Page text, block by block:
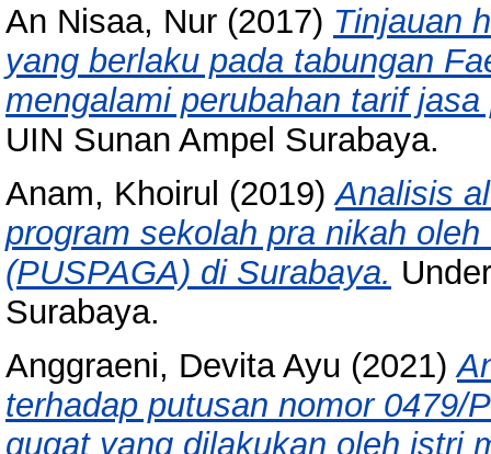
An Nisaa, Nur (2017) Tinjauan
yang berlaku pada tabungan
mengalami perubahan tarif jasa
UIN Sunan Ampel Surabaya.
Anam, Khoirul (2019)Analisis
program sekolah pra nikah
(PUSPAGA) di Surabaya.
Surabaya.
Anggraeni, Devita Ayu (2021)
terhadap putusan nomor 0479/
gugat yang dilakukan oleh istri